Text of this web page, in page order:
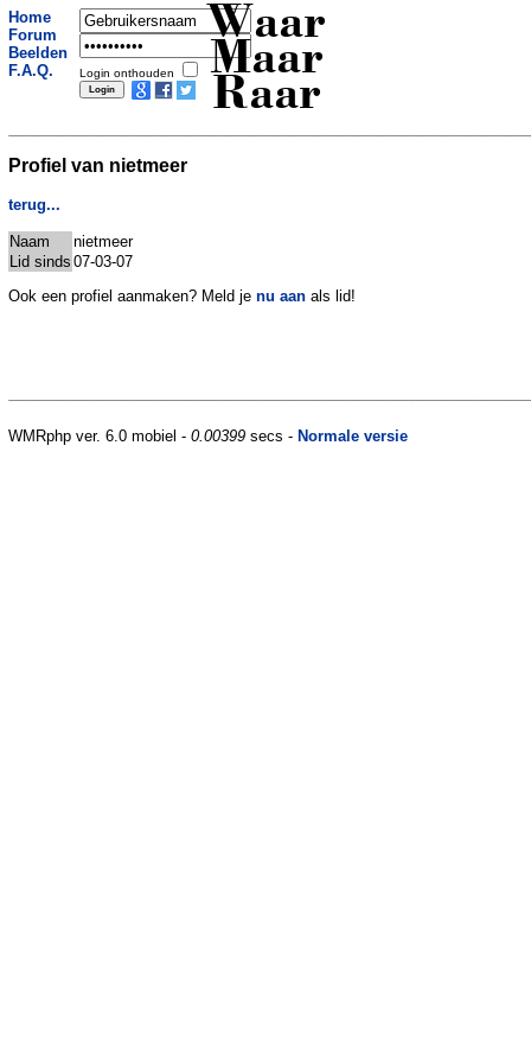
Home
Forum
Beelden
F.A.Q.
Login onthouden
Waar
Maar
Raar
Profiel van nietmeer
terug...
Naam
nietmeer
Lid sinds 07-03-07
Ook een profiel aanmaken? Meld je nu aan als lid!
WMRphp ver. 6.0 mobiel - 0.00399 secs - Normale versie